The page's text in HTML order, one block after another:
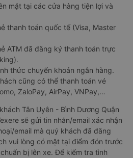
mặt tại các cửa hàng tiện lợi và
thanh toán quốc tế (Visa, Master
ATM đã đăng ký thanh toán trực
thức chuyển khoản ngân hàng.
cũng có thể thanh toán vé
ZaloPay, AirPay, VNPay,…
Tân Uyên - Bình Dương Quận
sẽ gửi tin nhắn/email xác nhận
email mà quý khách đã đăng
vui lòng có mặt tại điểm đón trước
bị lên xe. Để kiểm tra tình